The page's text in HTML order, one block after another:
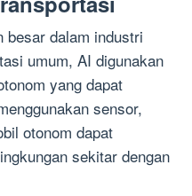
besar dalam industri
umum, AI digunakan
yang dapat
sensor,
otonom dapat
sekitar dengan